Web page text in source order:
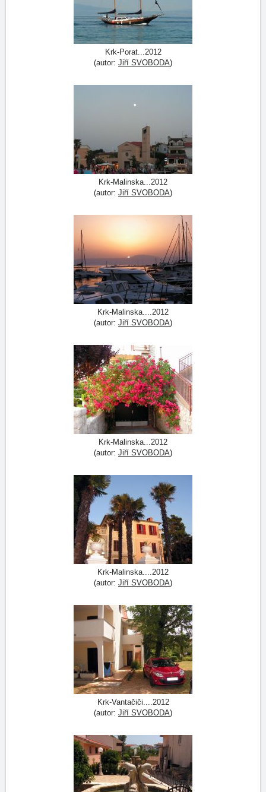
Krk-Porat...2012
(autor: Jiří SVOBODA)
Krk-Malinska...2012
(autor: Jiří SVOBODA)
Krk-Malinska....2012
(autor: Jiří SVOBODA)
Krk-Malinska...2012
(autor: Jiří SVOBODA)
Krk-Malinska....2012
(autor: Jiří SVOBODA)
Krk-Vantačiči....2012
(autor: Jiří SVOBODA)